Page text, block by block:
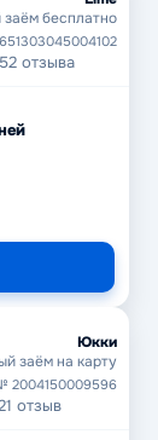
бесплатно
отзыва
Юкки
заём на карту
2004150009596
отзыв